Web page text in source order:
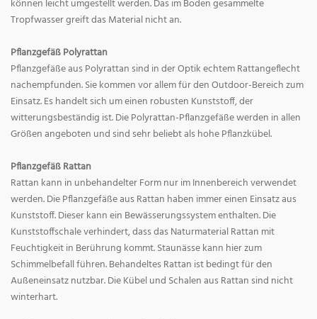
können leicht umgestellt werden. Das im Boden gesammelte
Tropfwasser greift das Material nicht an.
Pflanzgefäß Polyrattan
Pflanzgefäße aus Polyrattan sind in der Optik echtem Rattangeflecht
nachempfunden. Sie kommen vor allem für den Outdoor-Bereich zum
Einsatz. Es handelt sich um einen robusten Kunststoff, der
witterungsbeständig ist. Die Polyrattan-Pflanzgefäße werden in allen
Größen angeboten und sind sehr beliebt als hohe Pflanzkübel.
Pflanzgefäß Rattan
Rattan kann in unbehandelter Form nur im Innenbereich verwendet
werden. Die Pflanzgefäße aus Rattan haben immer einen Einsatz aus
Kunststoff. Dieser kann ein Bewässerungssystem enthalten. Die
Kunststoffschale verhindert, dass das Naturmaterial Rattan mit
Feuchtigkeit in Berührung kommt. Staunässe kann hier zum
Schimmelbefall führen. Behandeltes Rattan ist bedingt für den
Außeneinsatz nutzbar. Die Kübel und Schalen aus Rattan sind nicht
winterhart.